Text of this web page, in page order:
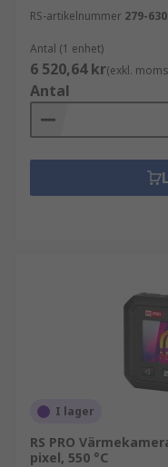
RS-artikelnummer 279-
Antal (1 enhet)
6 520,64 kr(exkl.
Antal
I lager
RS PRO
pixel, 550 °C